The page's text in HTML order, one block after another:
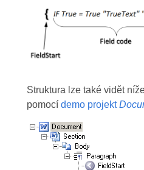
Struktura lze také vidět
pomocí demo projekt